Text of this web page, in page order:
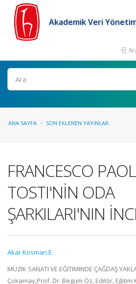
Akademik Veri
Ara
ANA SAYFA SON EKLENEN YAYINLAR
FRANCESCO
TOSTI'NİN ODA
ŞARKILARI'NIN
Akar Kosman E.
MÜZIK SANATI VE EĞITIMINDE ÇAĞDAŞ
Çokamay,Prof. Dr. Begüm Öz, Editör,